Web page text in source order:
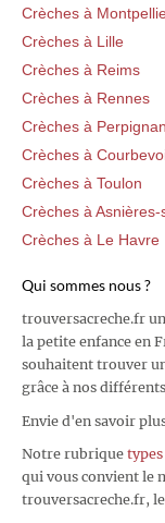
Crèches à
Crèches à Lille
Crèches à Reims
Crèches à Rennes
Crèches à Perpignan
Crèches à
Crèches à Toulon
Crèches à
Crèches à Le Havre
Qui sommes nous ?
trouversacreche.fr
la petite enfance en
souhaitent trouver
grâce à nos
Envie d'en savoir
Notre rubrique types
qui vous convient le
trouversacreche.fr,